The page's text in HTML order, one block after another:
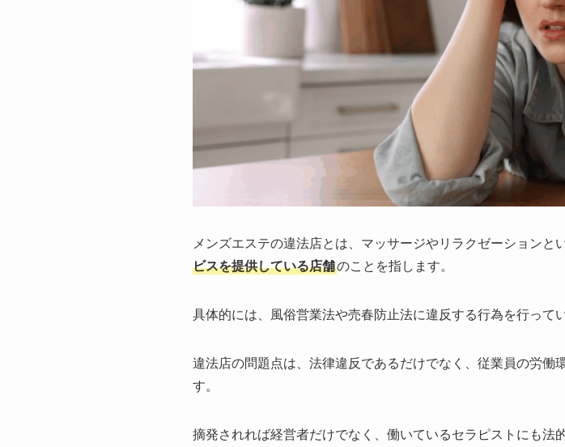
メンズエステの違法店とは、マッサージやリラクゼーションと
ビスを提供している店舗のことを指します。
具体的には、風俗営業法や売春防止法に違反する行為を行って
違法店の問題点は、法律違反であるだけでなく、従業員の労
す。
摘発されれば経営者だけでなく、働いているセラピストにも法